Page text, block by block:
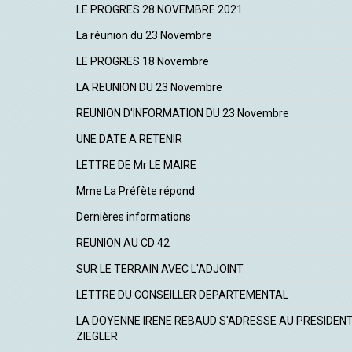
LE PROGRES 28 NOVEMBRE 2021
La réunion du 23 Novembre
LE PROGRES 18 Novembre
LA REUNION DU 23 Novembre
REUNION D'INFORMATION DU 23 Novembre
UNE DATE A RETENIR
LETTRE DE Mr LE MAIRE
Mme La Préfète répond
Dernières informations
REUNION AU CD 42
SUR LE TERRAIN AVEC L'ADJOINT
LETTRE DU CONSEILLER DEPARTEMENTAL
LA DOYENNE IRENE REBAUD S'ADRESSE AU
ZIEGLER